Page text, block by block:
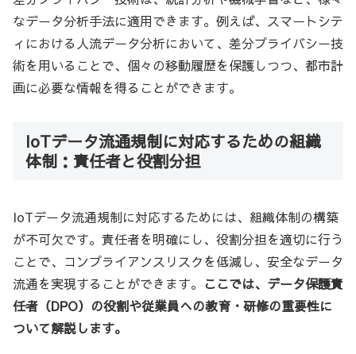
なデータ分析手法に適用できます。例えば、スマートシテ
ィにおける人流データ分析において、差分プライバシー技
術を用いることで、個々の移動履歴を保護しつつ、都市計
画に必要な情報を得ることができます。
IoTデータ流通規制に対応するための組織
体制：責任者と役割分担
IoTデータ流通規制に対応するためには、組織体制の構築
が不可欠です。責任者を明確にし、役割分担を適切に行う
ことで、コンプライアンスリスクを低減し、安全なデータ
流通を実現することができます。 ここでは、データ保護責
任者（DPO）の役割や従業員への教育・研修の重要性に
ついて解説します。